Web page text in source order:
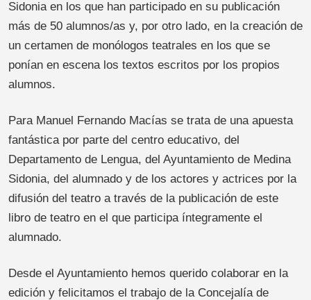
Sidonia en los que han participado en su publicación
más de 50 alumnos/as y, por otro lado, en la creación de
un certamen de monólogos teatrales en los que se
ponían en escena los textos escritos por los propios
alumnos.
Para Manuel Fernando Macías se trata de una apuesta
fantástica por parte del centro educativo, del
Departamento de Lengua, del Ayuntamiento de Medina
Sidonia, del alumnado y de los actores y actrices por la
difusión del teatro a través de la publicación de este
libro de teatro en el que participa íntegramente el
alumnado.
Desde el Ayuntamiento hemos querido colaborar en la
edición y felicitamos el trabajo de la Concejalía de